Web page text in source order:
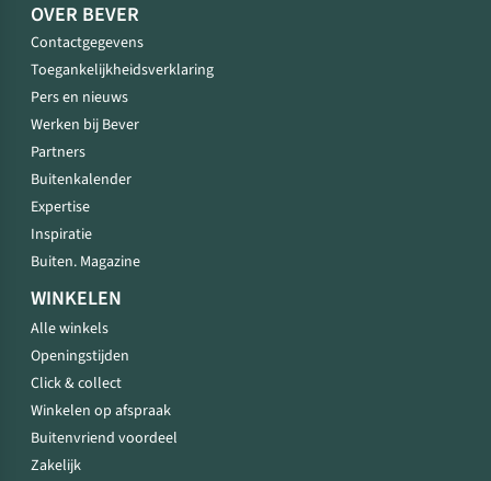
OVER BEVER
Contactgegevens
Toegankelijkheidsverklaring
Pers en nieuws
Werken bij Bever
Partners
Buitenkalender
Expertise
Inspiratie
Buiten. Magazine
WINKELEN
Alle winkels
Openingstijden
Click & collect
Winkelen op afspraak
Buitenvriend voordeel
Zakelijk